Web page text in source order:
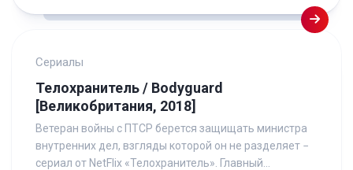
Сериалы
Телохранитель / Bodyguard
[Великобритания, 2018]
Ветеран войны с ПТСР берется защищать министра
внутренних дел, взгляды которой он не разделяет −
сериал от NetFlix «Телохранитель». Главный...